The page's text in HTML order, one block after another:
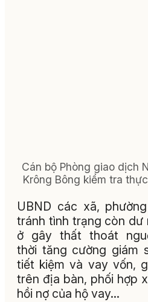
Cán bộ Phòng giao dịch
Krông Bông kiểm tra
UBND các xã,
tránh tình trạng còn dư
ở gây thất thoát
thời tăng cường giám
tiết kiệm và vay vốn,
trên địa bàn, phối hợp
hồi nợ của hộ vay...